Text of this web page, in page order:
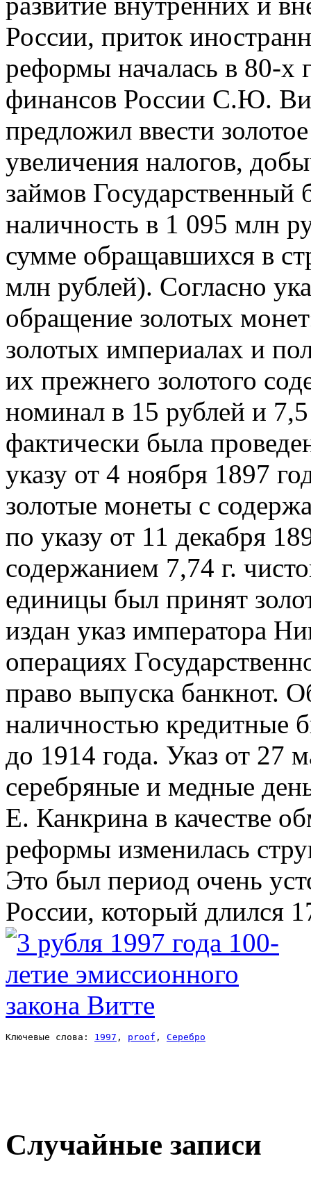
России, приток
реформы началась в 80-х
финансов России С.Ю.
предложил ввести
увеличения налогов,
займов Государственный
наличность в 1 095 млн
сумме обращавшихся в
млн рублей). Согласно
обращение золотых
золотых империалах и
их прежнего золотого
номинал в 15 рублей и 7,5
фактически была
указу от 4 ноября 1897
золотые монеты с
по указу от 11 декабря
содержанием 7,74 г.
единицы был принят
издан указ императора
операциях
право выпуска банкнот.
наличностью кредитные
до 1914 года. Указ от 27
серебряные и медные
Е. Канкрина в качестве
реформы изменилась
Это был период очень
России, который длился
Ключевые слова: 1997 , proof , Серебро
Случайные записи